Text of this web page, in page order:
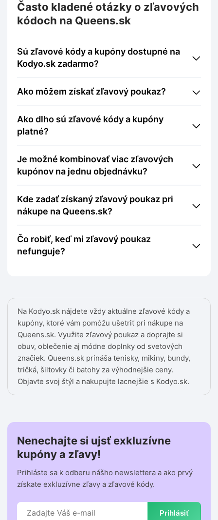
Na Kodyo.sk nájdete vždy aktuálne zľavové kódy a
kupóny, ktoré vám pomôžu ušetriť pri nákupe na
Queens.sk. Využite zľavový poukaz a doprajte si
obuv, oblečenie aj módne doplnky od svetových
značiek. Queens.sk prináša tenisky, mikiny, bundy,
tričká, šiltovky či batohy za výhodnejšie ceny.
Objavte svoj štýl a nakupujte lacnejšie s Kodyo.sk.
Často kladené otázky o zľavových
kódoch na Queens.sk
Sú zľavové kódy a kupóny dostupné na
Kodyo.sk zadarmo?
Ako môžem získať zľavový poukaz?
Ako dlho sú zľavové kódy a kupóny
platné?
Je možné kombinovať viac zľavových
kupónov na jednu objednávku?
Kde zadať získaný zľavový poukaz pri
nákupe na Queens.sk?
Čo robiť, keď mi zľavový poukaz
nefunguje?
Nenechajte si ujsť exkluzívne
kupóny a zľavy!
Prihláste sa k odberu nášho newslettera a ako prvý
získate exkluzívne zľavy a zľavové kódy.
Prihlásiť